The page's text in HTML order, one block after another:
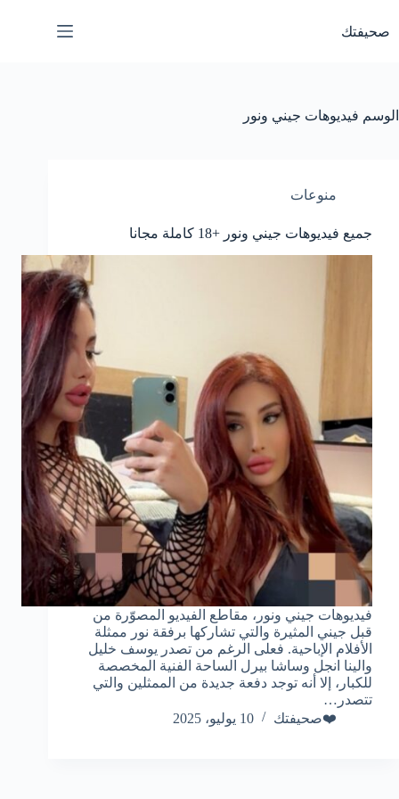
المحتوى
صحيفتك
الوسم فيديوهات جيني ونور
منوعات
جميع فيديوهات جيني ونور +18 كاملة مجانا
فيديوهات جيني ونور، مقاطع الفيديو المصوّرة من
قبل جيني المثيرة والتي تشاركها برفقة نور ممثلة
الأفلام الإباحية. فعلى الرغم من تصدر يوسف خليل
والينا انجل وساشا بيرل الساحة الفنية المخصصة
للكبار، إلا أنه توجد دفعة جديدة من الممثلين والتي
تتصدر…
❤️صحيفتك
10 يوليو، 2025